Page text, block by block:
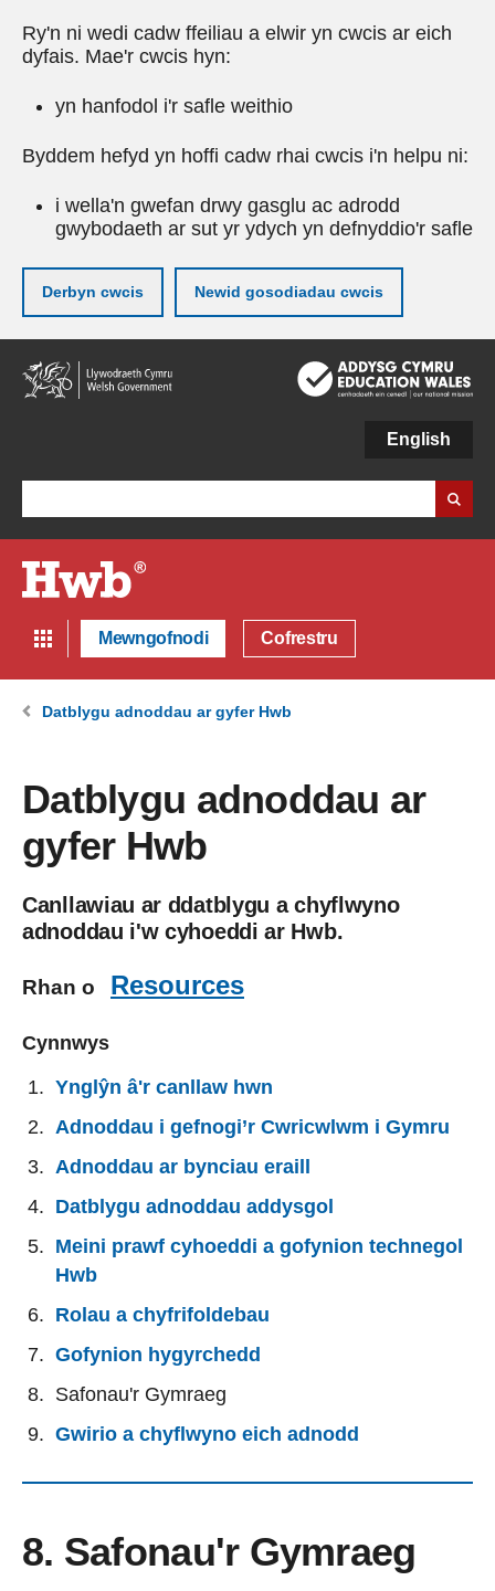
Ry'n ni wedi cadw ffeiliau a elwir yn cwcis ar eich
dyfais. Mae'r cwcis hyn:
yn hanfodol i'r safle weithio
Byddem hefyd yn hoffi cadw rhai cwcis i'n helpu ni:
i wella'n gwefan drwy gasglu ac adrodd
gwybodaeth ar sut yr ydych yn defnyddio'r safle
Derbyn cwcis Newid gosodiadau cwcis
Neidio
i'r
prif
English
Mewngofnodi Cofrestru
Datblygu adnoddau ar gyfer Hwb
Datblygu adnoddau ar
gyfer Hwb
Canllawiau ar ddatblygu a chyflwyno
adnoddau i'w cyhoeddi ar Hwb.
Rhan o Resources
Cynnwys
Ynglŷn â'r canllaw hwn
Adnoddau i gefnogi’r Cwricwlwm i Gymru
Adnoddau ar bynciau eraill
Datblygu adnoddau addysgol
Meini prawf cyhoeddi a gofynion technegol
Hwb
Rolau a chyfrifoldebau
Gofynion hygyrchedd
Safonau'r Gymraeg
Gwirio a chyflwyno eich adnodd
8. Safonau'r Gymraeg